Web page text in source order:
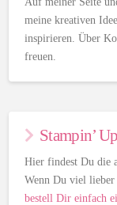
meine kreativen
inspirieren. Über
freuen.
Stampin’
Hier findest Du die
Wenn Du viel
bestell Dir einfach